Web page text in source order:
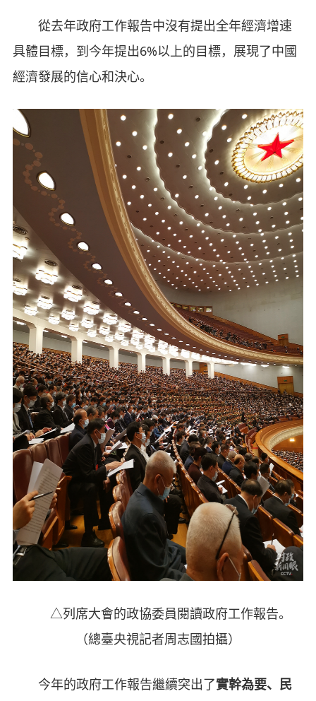
從去年政府工作報告中沒有提出全年經濟增速
具體目標，到今年提出6%以上的目標，展現了中國
經濟發展的信心和決心。
△列席大會的政協委員閱讀政府工作報告。
（總臺央視記者周志國拍攝）
今年的政府工作報告繼續突出了實幹為要、民